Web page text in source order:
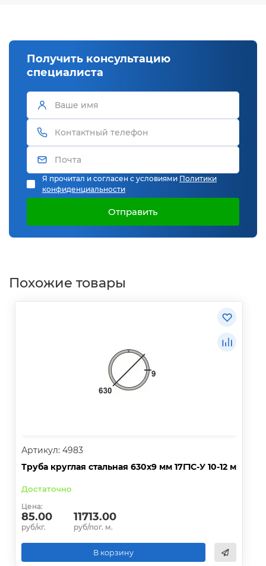
Получить консультацию
специалиста
Я прочитал и согласен с условиями Политики
конфиденциальности
Отправить
Похожие товары
Артикул: 4983
Труба круглая стальная 630х9 мм 17Г1С-У 10-12 м
Достаточно
Цена:
85.00
руб/кг.
11713.00
руб/пог. м.
В корзину